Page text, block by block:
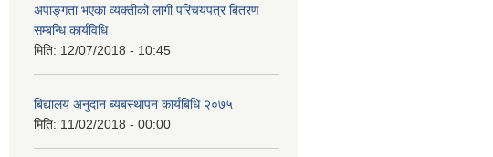
अपाङ्गता भएका व्यक्तीको लागी परिचयपत्र बितरण
सम्बन्धि कार्यविधि
मिति: 12/07/2018 - 10:45
बिद्यालय अनुदान ब्यबस्थापन कार्यबिधि २०७५
मिति: 11/02/2018 - 00:00